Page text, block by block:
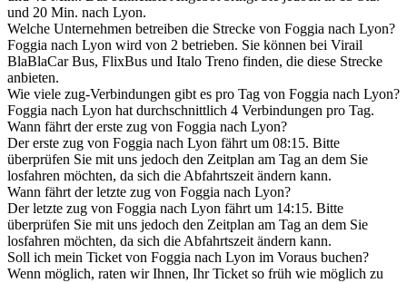
und 20 Min. nach Lyon.
Welche Unternehmen betreiben die Strecke von Foggia nach Lyon?
Foggia nach Lyon wird von 2 betrieben. Sie können bei Virail
BlaBlaCar Bus, FlixBus und Italo Treno finden, die diese Strecke
anbieten.
Wie viele zug-Verbindungen gibt es pro Tag von Foggia nach Lyon?
Foggia nach Lyon hat durchschnittlich 4 Verbindungen pro Tag.
Wann fährt der erste zug von Foggia nach Lyon?
Der erste zug von Foggia nach Lyon fährt um 08:15. Bitte
überprüfen Sie mit uns jedoch den Zeitplan am Tag an dem Sie
losfahren möchten, da sich die Abfahrtszeit ändern kann.
Wann fährt der letzte zug von Foggia nach Lyon?
Der letzte zug von Foggia nach Lyon fährt um 14:15. Bitte
überprüfen Sie mit uns jedoch den Zeitplan am Tag an dem Sie
losfahren möchten, da sich die Abfahrtszeit ändern kann.
Soll ich mein Ticket von Foggia nach Lyon im Voraus buchen?
Wenn möglich, raten wir Ihnen, Ihr Ticket so früh wie möglich zu